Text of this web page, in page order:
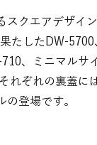
スクエアデザイ
たしたDW-5700
、ミニマルサ
れぞれの裏蓋に
登場です。